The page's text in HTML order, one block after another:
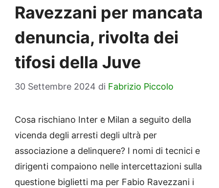
Ravezzani per mancata
denuncia, rivolta dei
tifosi della Juve
30 Settembre 2024 di Fabrizio Piccolo
Cosa rischiano Inter e Milan a seguito della
vicenda degli arresti degli ultrà per
associazione a delinquere? I nomi di tecnici e
dirigenti compaiono nelle intercettazioni sulla
questione biglietti ma per Fabio Ravezzani i